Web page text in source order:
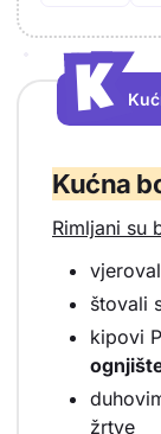
K
K
Kućna
Rimljani su
štovali
kipovi
žrtve